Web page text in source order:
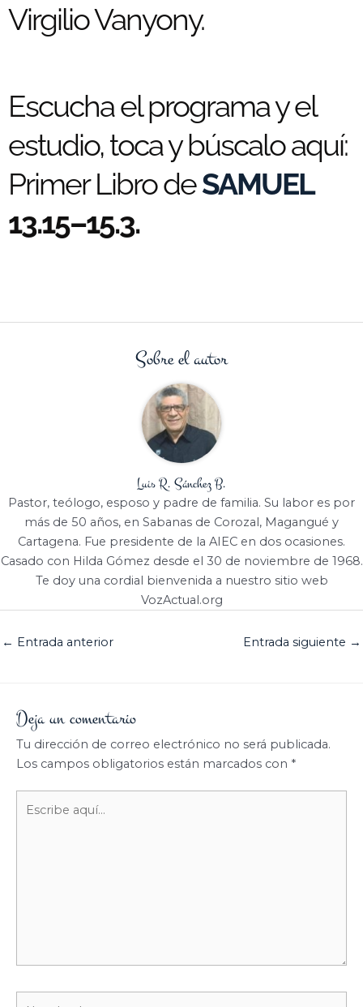
Virgilio Vanyony.
Escucha el programa y el
estudio, toca y búscalo aquí:
Primer Libro deSAMUEL
13.15–15.3.
Sobre el autor
Luis R. Sánchez B.
Pastor, teólogo, esposo y padre de familia. Su labor es por
más de 50 años, en Sabanas de Corozal, Magangué y
Cartagena. Fue presidente de la AIEC en dos ocasiones.
Casado con Hilda Gómez desde el 30 de noviembre de 1968.
Te doy una cordial bienvenida a nuestro sitio web
VozActual.org
← Entrada anterior Entrada siguiente →
Deja un comentario
Tu dirección de correo electrónico no será publicada.
Los campos obligatorios están marcados con *